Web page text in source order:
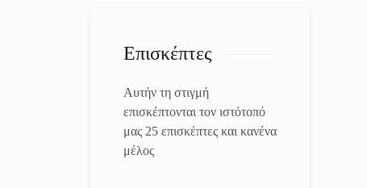
Επισκέπτες
Αυτήν τη στιγμή
επισκέπτονται τον ιστότοπό
μας 25 επισκέπτες και κανένα
μέλος